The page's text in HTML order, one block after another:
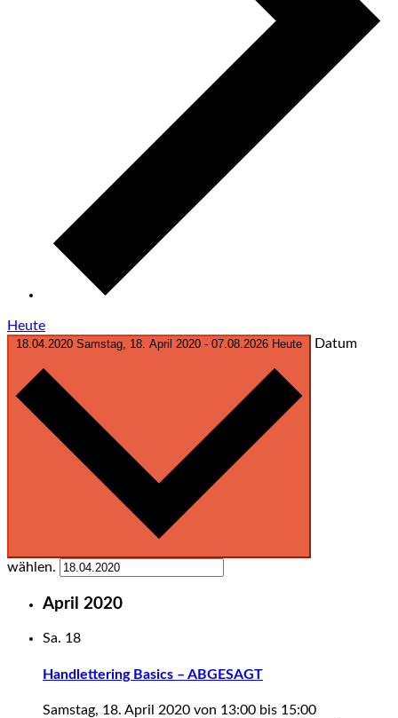
Heute
18.04.2020 Samstag, 18. April 2020 - 07.08.2026 Heute Datum
wählen.
April 2020
Sa. 18
Handlettering Basics – ABGESAGT
Samstag, 18. April 2020 von 13:00 bis 15:00